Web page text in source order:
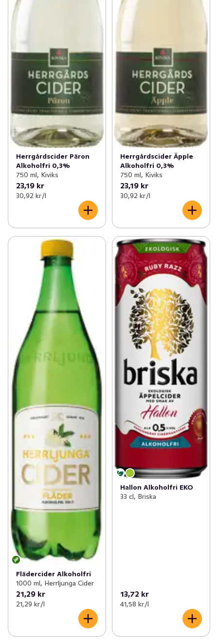
Herrgårdscider Päron
Alkoholfri 0,3%
750 ml, Kiviks
23,19 kr
30,92 kr /l
Herrgårdscider Äpple
Alkoholfri 0,3%
750 ml, Kiviks
23,19 kr
30,92 kr /l
Flädercider Alkoholfri
1000 ml, Herrljunga Cider
21,29 kr
21,29 kr /l
Hallon Alkoholfri EKO
33 cl, Briska
13,72 kr
41,58 kr /l